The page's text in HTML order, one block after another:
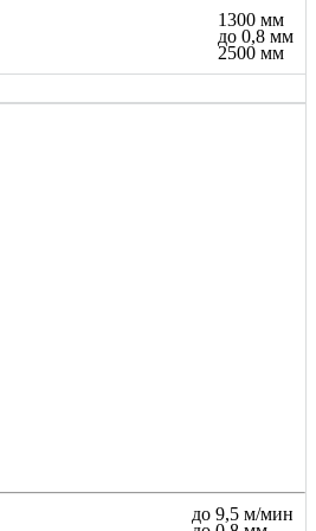
1300 мм
до 0,8 мм
2500 мм
до 9,5 м/мин